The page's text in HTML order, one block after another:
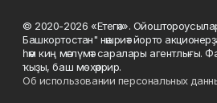
© 2020-2026 «Етегән».
Башкортостан" нәшриәт йорто
һәм киң мәғлүмәт саралары агентлығы.
ҡыҙы, баш мөхәррир.
Об использовании персональных